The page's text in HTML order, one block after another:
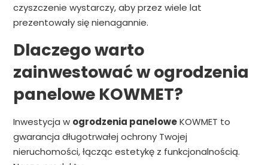
czyszczenie wystarczy, aby przez wiele lat
prezentowały się nienagannie.
Dlaczego warto
zainwestować w ogrodzenia
panelowe KOWMET?
Inwestycja w ogrodzenia paneloweKOWMET to
gwarancja długotrwałej ochrony Twojej
nieruchomości, łącząc estetykę z funkcjonalnością.